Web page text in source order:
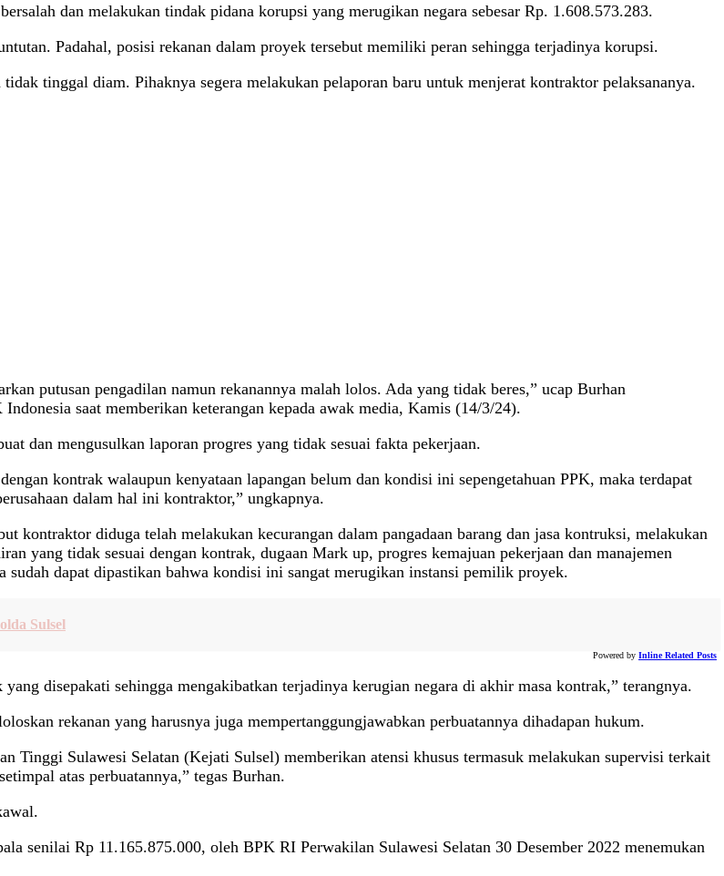
dan melakukan tindak pidana korupsi yang merugikan negara sebesar Rp. 1.608.573.283.
Padahal, posisi rekanan dalam proyek tersebut memiliki peran sehingga terjadinya korupsi.
tinggal diam. Pihaknya segera melakukan pelaporan baru untuk menjerat kontraktor pelaksananya.
putusan pengadilan namun rekanannya malah lolos. Ada yang tidak beres,” ucap Burhan
saat memberikan keterangan kepada awak media, Kamis (14/3/24).
dan mengusulkan laporan progres yang tidak sesuai fakta pekerjaan.
kontrak walaupun kenyataan lapangan belum dan kondisi ini sepengetahuan PPK, maka terdapat
dalam hal ini kontraktor,” ungkapnya.
kontraktor diduga telah melakukan kecurangan dalam pangadaan barang dan jasa kontruksi, melakukan
yang tidak sesuai dengan kontrak, dugaan Mark up, progres kemajuan pekerjaan dan manajemen
sudah dapat dipastikan bahwa kondisi ini sangat merugikan instansi pemilik proyek.
Sulsel
Powered by Inline Related Posts
disepakati sehingga mengakibatkan terjadinya kerugian negara di akhir masa kontrak,” terangnya.
rekanan yang harusnya juga mempertanggungjawabkan perbuatannya dihadapan hukum.
Tinggi Sulawesi Selatan (Kejati Sulsel) memberikan atensi khusus termasuk melakukan supervisi terkait
atas perbuatannya,” tegas Burhan.
senilai Rp 11.165.875.000, oleh BPK RI Perwakilan Sulawesi Selatan 30 Desember 2022 menemukan